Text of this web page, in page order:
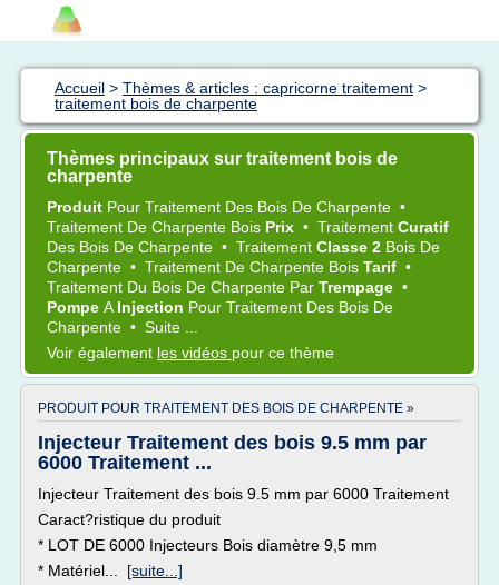
Accueil > Thèmes & articles : capricorne traitement >
traitement bois de charpente
Thèmes principaux sur traitement bois de
charpente
Produit Pour Traitement Des Bois De Charpente •
Traitement De Charpente Bois Prix • Traitement Curatif
Des Bois De Charpente • Traitement Classe 2 Bois De
Charpente • Traitement De Charpente Bois Tarif •
Traitement Du Bois De Charpente Par Trempage •
Pompe A Injection Pour Traitement Des Bois De
Charpente • Suite ...
Voir également les vidéos pour ce thème
PRODUIT POUR TRAITEMENT DES BOIS DE CHARPENTE »
Injecteur Traitement des bois 9.5 mm par
6000 Traitement ...
Injecteur Traitement des bois 9.5 mm par 6000 Traitement
Caract?ristique du produit
* LOT DE 6000 Injecteurs Bois diamètre 9,5 mm
* Matériel... [suite...]